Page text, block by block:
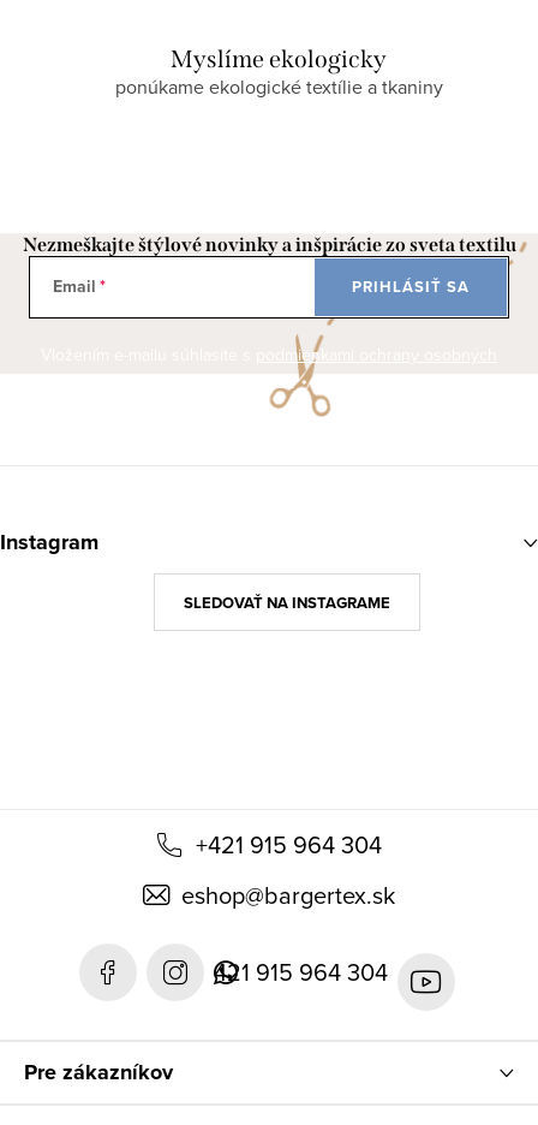
Myslíme ekologicky
ponúkame ekologické textílie a tkaniny
Nezmeškajte štýlové novinky a inšpirácie zo sveta textilu
Email
podmienkami ochrany osobných
údajov
PRIHLÁSIŤ SA
á
+421 915 964 304
eshop@bargertex.sk
421 915 964 304
Instagram
SLEDOVAŤ NA INSTAGRAME
Pre zákazníkov